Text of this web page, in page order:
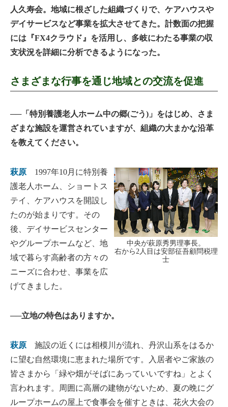
人久寿会。地域に根ざした組織づくりで、ケアハウスや
デイサービスなど事業を拡大させてきた。計数面の把握
には『FX4クラウド』を活用し、多岐にわたる事業の収
支状況を詳細に分析できるようになった。
さまざまな行事を通じ地域との交流を促進
──「特別養護老人ホーム中の郷(ごう)」をはじめ、さま
ざまな施設を運営されていますが、組織の大まかな沿革
を教えてください。
中央が萩原秀男理事長。
右から2人目は安部征吾顧問税理
士
萩原 1997年10月に特別養
護老人ホーム、ショートス
テイ、ケアハウスを開設し
たのが始まりです。その
後、デイサービスセンター
やグループホームなど、地
域で暮らす高齢者の方々の
ニーズに合わせ、事業を広
げてきました。
──立地の特色はありますか。
萩原 施設の近くには相模川が流れ、丹沢山系をはるか
に望む自然環境に恵まれた場所です。入居者やご家族の
皆さまから「緑や畑がそばにあっていいですね」とよく
言われます。周囲に高層の建物がないため、夏の晩にグ
ループホームの屋上で食事会を催すときは、花火大会の